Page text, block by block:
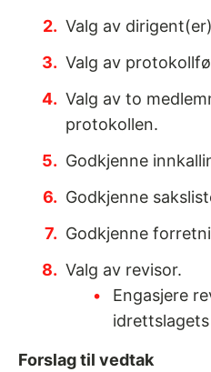
Valg av
Valg av
Valg av to
protokollen.
Godkjenne
Godkjenne
Godkjenne
Valg av revisor.
Engasjere
Forslag til vedtak